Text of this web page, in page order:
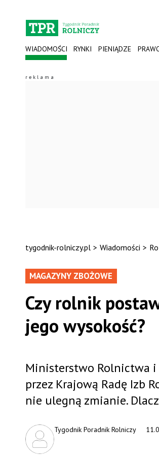
WIADOMOŚCI RYNKI PIENIĄDZE
tygodnik-rolniczy.pl > Wiadomości >
MAGAZYNY ZBOŻOWE
Czy rolnik
jego wysokość?
Tygodnik Poradnik Rolniczy
Ministerstwo Rolnictwa i
przez Krajową Radę Izb
nie ulegną zmianie.